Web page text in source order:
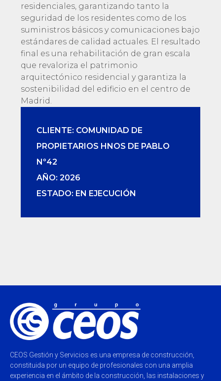
residenciales, garantizando tanto la
seguridad de los residentes como de los
suministros básicos y comunicaciones bajo
estándares de calidad actuales. El resultado
final es una rehabilitación de gran escala
que revaloriza el patrimonio
arquitectónico residencial y garantiza la
sostenibilidad del edificio en el centro de
Madrid.
CLIENTE: COMUNIDAD DE
PROPIETARIOS HNOS DE PABLO
Nº42
AÑO: 2026
ESTADO: EN EJECUCIÓN
CEOS Gestión y Servicios es una empresa de construcción,
constituida por un equipo de profesionales con una amplia
experiencia en el ámbito de la construcción, las instalaciones y